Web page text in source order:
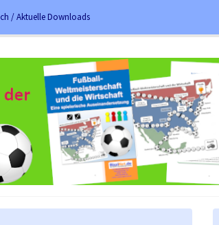
/ Aktuelle Downloads